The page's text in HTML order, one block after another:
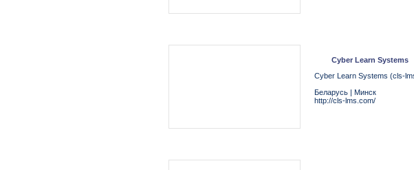
Cyber Learn Systems
Cyber Learn Systems (cls-
Беларусь | Минск
http://cls-lms.com/